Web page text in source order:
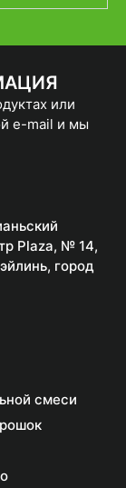
или
e-mail и мы
Plaza, № 14,
город
смеси